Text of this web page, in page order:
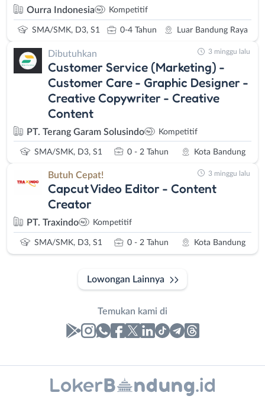
Ourra Indonesia Kompetitif
SMA/SMK, D3, S1 0-4 Tahun Luar Bandung Raya
Dibutuhkan
Customer Service (Marketing) -
Customer Care - Graphic Designer -
Creative Copywriter - Creative
Content
PT. Terang Garam Solusindo Kompetitif
SMA/SMK, D3, S1 0 - 2 Tahun Kota Bandung
3 minggu lalu
Butuh Cepat!
Capcut Video Editor - Content
Creator
PT. Traxindo Kompetitif
SMA/SMK, D3, S1 0 - 2 Tahun Kota Bandung
3 minggu lalu
Lowongan Lainnya
Temukan kami di
Lowongan